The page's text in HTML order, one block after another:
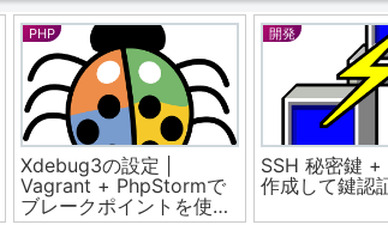
Google
【Google スプレッドシ
ート】結合されたセルや
可変な行でも連番を崩さ
PHP
PhpStorm ブ
ント止まらな